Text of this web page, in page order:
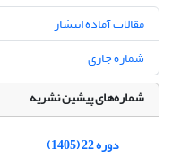
مقالات آماده انتشار
شماره جاری
شماره‌های پیشین نشریه
دوره 22 (1405)